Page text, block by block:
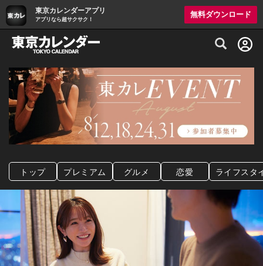
東京カレンダーアプリ
アプリなら超サクサク！
無料ダウンロード
グルメ情報・プレミアムレストラン予約
トップ プレミアム グルメ 恋愛 ライフスタ